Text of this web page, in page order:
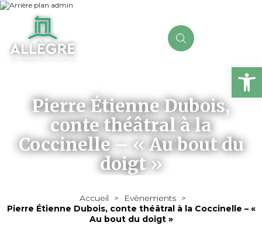
Pierre Étienne Dubois,
conte théâtral à la
Coccinelle – « Au bout du
doigt »
Accueil > Evènements >
Pierre Étienne Dubois, conte théâtral à la Coccinelle – «
Au bout du doigt »